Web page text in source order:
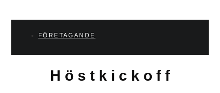
FÖRETAGANDE
H ö s t k i c k o f f